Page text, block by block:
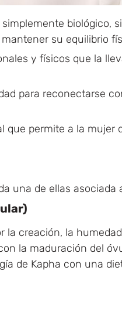
biológico,
su equilibrio
y físicos que la
para reconectarse
que permite a la mujer
una de ellas asociada
creación, la
la maduración del
de Kapha con una